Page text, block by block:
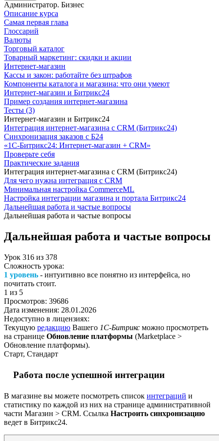
Администратор. Бизнес
Описание курса
Самая первая глава
Глоссарий
Валюты
Торговый каталог
Товарный маркетинг: скидки и акции
Интернет-магазин
Кассы и закон: работайте без штрафов
Компоненты каталога и магазина: что они умеют
Интернет-магазин и Битрикс24
Пример создания интернет-магазина
Тесты (3)
Интернет-магазин и Битрикс24
Интеграция интернет-магазина с CRM (Битрикс24)
Синхронизация заказов с Б24
«1С-Битрикс24: Интернет-магазин + CRM»
Проверьте себя
Практические задания
Интеграция интернет-магазина с CRM (Битрикс24)
Для чего нужна интеграция с CRM
Минимальная настройка CommerceML
Настройка интеграции магазина и портала Битрикс24
Дальнейшая работа и частые вопросы
Дальнейшая работа и частые вопросы
Дальнейшая работа и частые вопросы
Урок 316 из 378
Сложность урока:
1 уровень - интуитивно все понятно из интерфейса, но
почитать стоит.
1 из 5
Просмотров: 39686
Дата изменения: 28.01.2026
Недоступно в лицензиях:
Текущую редакцию Вашего 1С-Битрикс можно просмотреть
на странице Обновление платформы (Marketplace >
Обновление платформы).
Старт, Стандарт
Работа после успешной интеграции
В магазине вы можете посмотреть список интеграций и
статистику по каждой из них на странице административной
части Магазин > CRM. Ссылка Настроить синхронизацию
ведет в Битрикс24.